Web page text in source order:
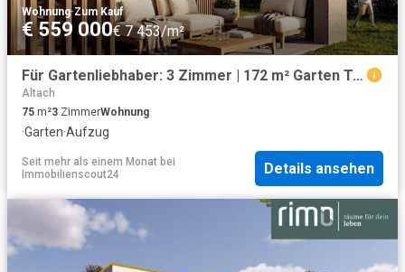
Wohnung·Zum Kauf
€ 559 000€ 7 453/m²
Für Gartenliebhaber: 3 Zimmer | 172 m² Garten Top B03
Altach
75 m²3 ZimmerWohnung
·Garten·Aufzug
Seit mehr als einem Monat bei
Immobilienscout24
Details ansehen